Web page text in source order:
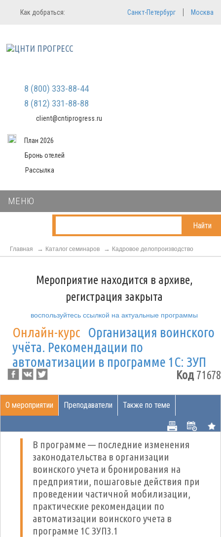
Регистрация
Мы не передаем ваши данные
третьим лицам и не рассылаем
Вход в систему
Как добраться: Санкт-Петербург Москва
8 (800) 333-88-44
8 (812) 331-88-88
client@cntiprogress.ru
План 2026
Бронь отелей
Рассылка
МЕНЮ
Найти
Главная Каталог семинаров Кадровое делопроизводство
Мероприятие находится в архиве,
регистрация закрыта
воспользуйтесь ссылкой на актуальные программы
Онлайн-курс Организация воинского
учёта. Рекомендации по
автоматизации в программе 1С: ЗУП
Код71678
О мероприятии Преподаватели Также по теме
В программе — последние изменения
законодательства в организации
воинского учета и бронирования на
предприятии, пошаговые действия при
проведении частичной мобилизации,
практические рекомендации по
автоматизации воинского учета в
программе 1С ЗУП3.1